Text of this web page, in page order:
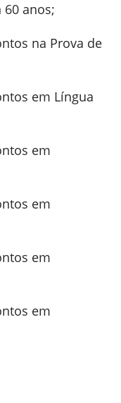
anos;
na Prova de
em Língua
em
em
em
em